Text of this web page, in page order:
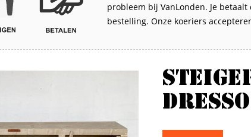
probleem bij VanLonden. Je
bestelling. Onze koeriers